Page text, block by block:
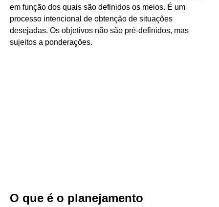
em função dos quais são definidos os meios. É um
processo intencional de obtenção de situações
desejadas. Os objetivos não são pré-definidos, mas
sujeitos a ponderações.
O que é o planejamento